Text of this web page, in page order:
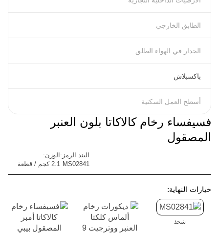
الطابق الخارجي
الجدار في الهواء الطلق
باكسبلاش
أسطح العمل السكنية
فسيفساء رخام كالاكاتا بلون العنبر
المصقول
البند الرمز:
MS02841
الوزن:
2.1 كجم / قطعة
خيارات النهاية:
شحذ